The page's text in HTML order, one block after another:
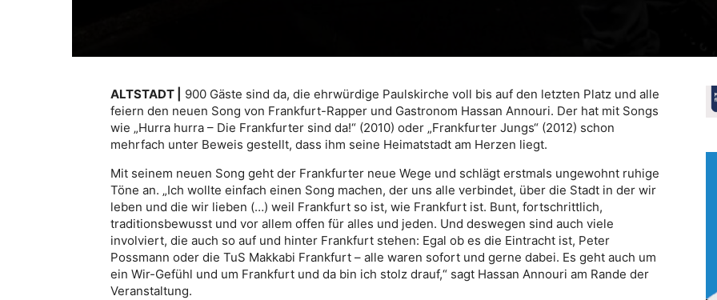
ALTSTADT |
900 Gäste sind da, die ehrwürdige Paulskirche voll bis auf den letzten Platz und alle
feiern den neuen Song von Frankfurt-Rapper und Gastronom Hassan Annouri. Der hat mit Songs
wie „Hurra hurra – Die Frankfurter sind da!“ (2010) oder „Frankfurter Jungs“ (2012) schon
mehrfach unter Beweis gestellt, dass ihm seine Heimatstadt am Herzen liegt.
Mit seinem neuen Song geht der Frankfurter neue Wege und schlägt erstmals ungewohnt ruhige
Töne an. „Ich wollte einfach einen Song machen, der uns alle verbindet, über die Stadt in der wir
leben und die wir lieben (…) weil Frankfurt so ist, wie Frankfurt ist. Bunt, fortschrittlich,
traditionsbewusst und vor allem offen für alles und jeden. Und deswegen sind auch viele
involviert, die auch so auf und hinter Frankfurt stehen: Egal ob es die Eintracht ist, Peter
Possmann oder die TuS Makkabi Frankfurt – alle waren sofort und gerne dabei. Es geht auch um
ein Wir-Gefühl und um Frankfurt und da bin ich stolz drauf,“ sagt Hassan Annouri am Rande der
Veranstaltung.